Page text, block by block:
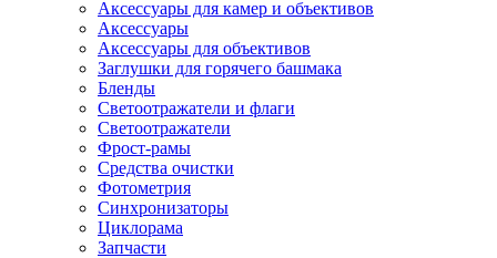
Аксессуары для камер и объективов
Аксессуары
Аксессуары для объективов
Заглушки для горячего башмака
Бленды
Светоотражатели и флаги
Светоотражатели
Фрост-рамы
Средства очистки
Фотометрия
Синхронизаторы
Циклорама
Запчасти